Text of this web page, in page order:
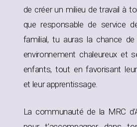
de créer un milieu de travail à
que responsable de service
familial, tu auras la chance
environnement chaleureux et
enfants, tout en favorisant
et leur apprentissage.
La communauté de la MRC